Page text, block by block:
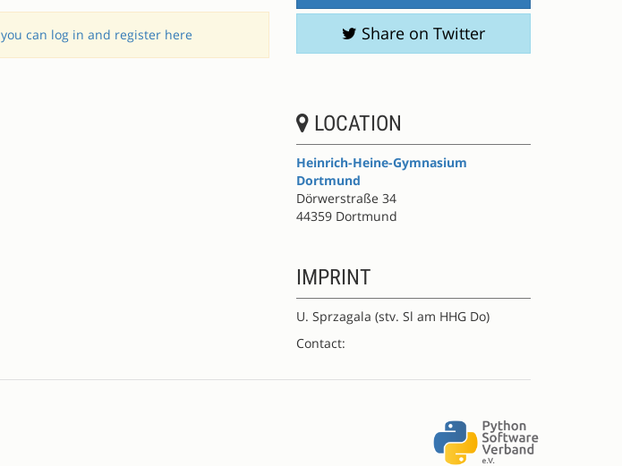
you can log in and register here Share on Twitter
LOCATION
Heinrich-Heine-Gymnasium
Dortmund
Dörwerstraße 34
44359 Dortmund
IMPRINT
U. Sprzagala (stv. Sl am HHG Do)
Contact: